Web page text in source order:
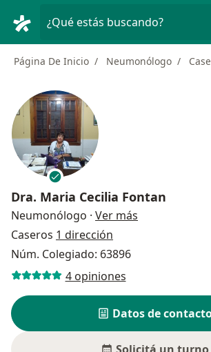
¿Qué estás buscando?
Página De Inicio Neumonólogo
Dra. Maria Cecilia Fontan
Neumonólogo · Ver más
Caseros 1 dirección
Núm. Colegiado: 63896
4 opiniones
Datos de